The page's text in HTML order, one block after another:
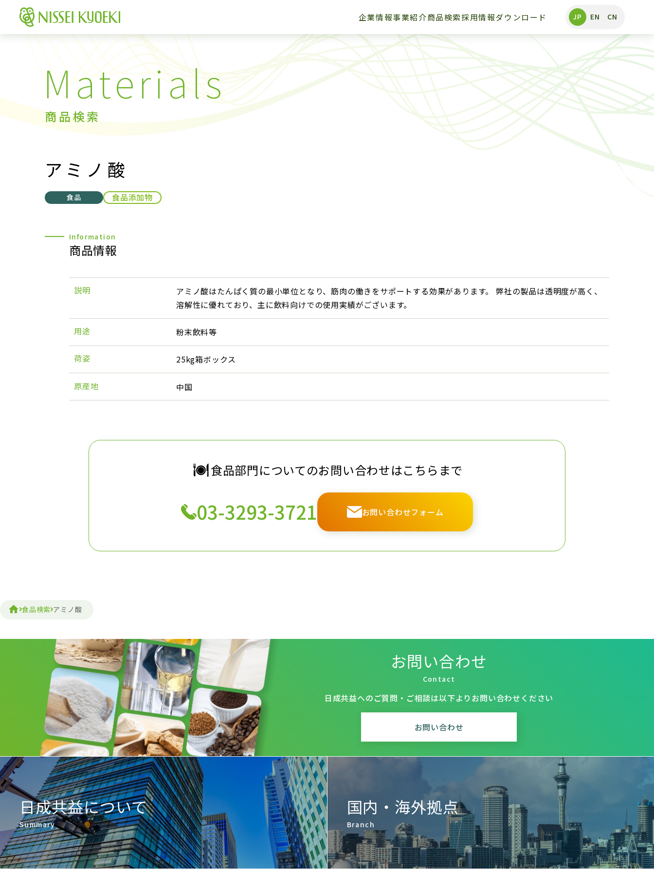
企業情報事業紹介商品検索採用情報ダウンロード JP EN CN
商品検索
アミノ酸
食品 食品添加物
商品情報
説明
アミノ酸はたんぱく質の最小単位となり、筋肉の働きをサポートする効果があります。 弊社の製品は透明度が高く、
溶解性に優れており、主に飲料向けでの使用実績がございます。
用途 粉末飲料等
荷姿 25kg箱ボックス
原産地 中国
食品部門についてのお問い合わせはこちらまで
03-3293-3721 お問い合わせフォーム
食品検索 アミノ酸
お問い合わせ
Contact
日成共益へのご質問・ご相談は以下よりお問い合わせください
お問い合わせ
日成共益について
Summary
国内・海外拠点
Branch